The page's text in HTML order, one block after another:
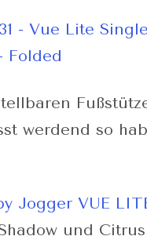
werdend so
Jogger VUE
und